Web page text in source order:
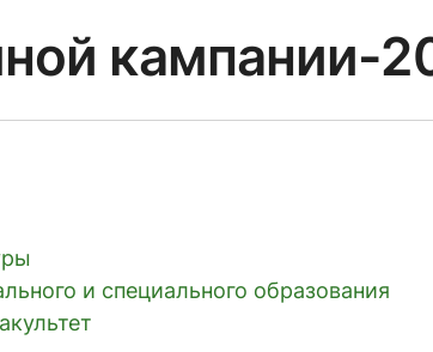
кампании-
и специального образования